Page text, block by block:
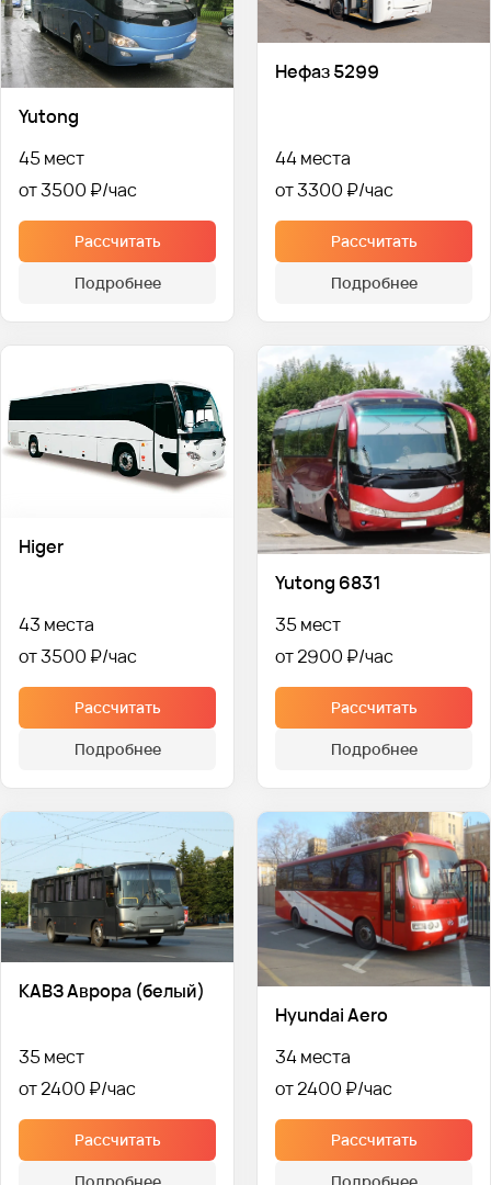
Yutong
45 мест
от 3500 ₽
Рассчитать
Подробнее
Нефаз 5299
44 места
от 3300 ₽
Рассчитать
Подробнее
Higer
43 места
от 3500 ₽
Рассчитать
Подробнее
Yutong 6831
35 мест
от 2900 ₽
Рассчитать
Подробнее
КАВЗ Аврора (белый)
35 мест
от 2400 ₽
Рассчитать
Подробнее
Hyundai Aero
34 места
от 2400 ₽
Рассчитать
Подробнее